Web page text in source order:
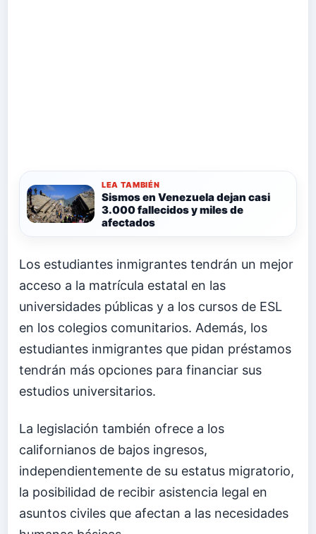
LEA TAMBIÉN
Sismos en Venezuela dejan casi
3.000 fallecidos y miles de
afectados
Los estudiantes inmigrantes tendrán un mejor
acceso a la matrícula estatal en las
universidades públicas y a los cursos de ESL
en los colegios comunitarios. Además, los
estudiantes inmigrantes que pidan préstamos
tendrán más opciones para financiar sus
estudios universitarios.
La legislación también ofrece a los
californianos de bajos ingresos,
independientemente de su estatus migratorio,
la posibilidad de recibir asistencia legal en
asuntos civiles que afectan a las necesidades